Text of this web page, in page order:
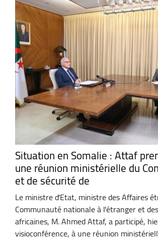
Situation en Somalie : Attaf
une réunion ministérielle du
et de sécurité de
Le ministre d'Etat, ministre des Affaires
Communauté nationale à l'étranger et
africaines, M. Ahmed Attaf, a participé,
visioconférence, à une réunion